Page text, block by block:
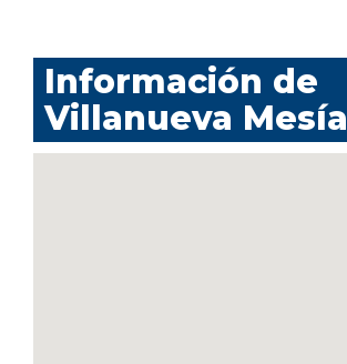
Información de
Villanueva Mesía